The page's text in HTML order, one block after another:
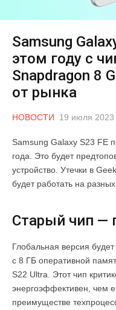
Samsung
этом году с
Snapdragon 8
от рынка
НОВОСТИ 19 июля 2023
Samsung Galaxy S23 FE
года. Это будет
устройство. Утечки в
будет работать на
Старый чип —
Глобальная версия
с 8 ГБ оперативной
S22 Ultra. Этот чип
энергоэффективен, чем
преимуществе